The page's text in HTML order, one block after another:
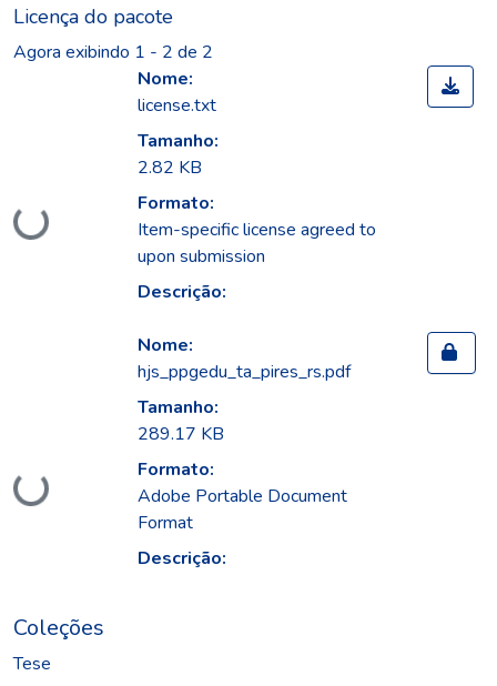
Licença do pacote
Agora exibindo 1 - 2 de 2
Nome:
license.txt
Tamanho:
2.82 KB
Formato:
Item-specific license agreed to
upon submission
Descrição:
Nome:
hjs_ppgedu_ta_pires_rs.pdf
Tamanho:
289.17 KB
Formato:
Adobe Portable Document
Format
Descrição:
Coleções
Tese